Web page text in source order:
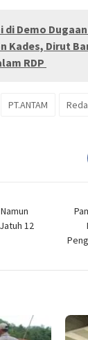
di Demo
Kades, Dirut
RDP
PT.ANTAM
12